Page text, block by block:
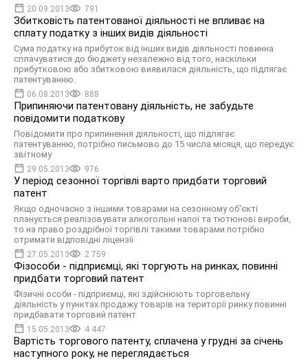
20.09.2013 791
Збитковість патентованої діяльності не впливає на
сплату податку з інших видів діяльності
Сума податку на прибуток від інших видів діяльності повинна
сплачуватися до бюджету незалежно від того, наскільки
прибутковою або збитковою виявилася діяльність, що підлягає
патентуванню.
06.08.2013 888
Припиняючи патентовану діяльність, не забудьте
повідомити податкову
Повідомити про припинення діяльності, що підлягає
патентуванню, потрібно письмово до 15 числа місяця, що передує
звітному
29.05.2013 976
У період сезонної торгівлі варто придбати торговий
патент
Якщо одночасно з іншими товарами на сезонному об'єкті
планується реалізовувати алкогольні напої та тютюнові вироби,
то на право роздрібної торгівлі такими товарами потрібно
отримати відповідні ліцензії
27.05.2013 2 759
Фізособи - підприємці, які торгують на ринках, повинні
придбати торговий патент
Фізичні особи - підприємці, які здійснюють торговельну
діяльність у пунктах продажу товарів на території ринку повинні
придбавати торговий патент
15.05.2013 4 447
Вартість торгового патенту, сплачена у грудні за січень
наступного року, не переглядається